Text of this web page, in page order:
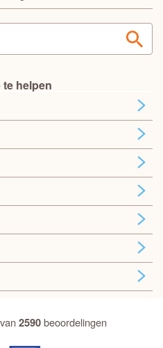
te helpen
van2590beoordelingen